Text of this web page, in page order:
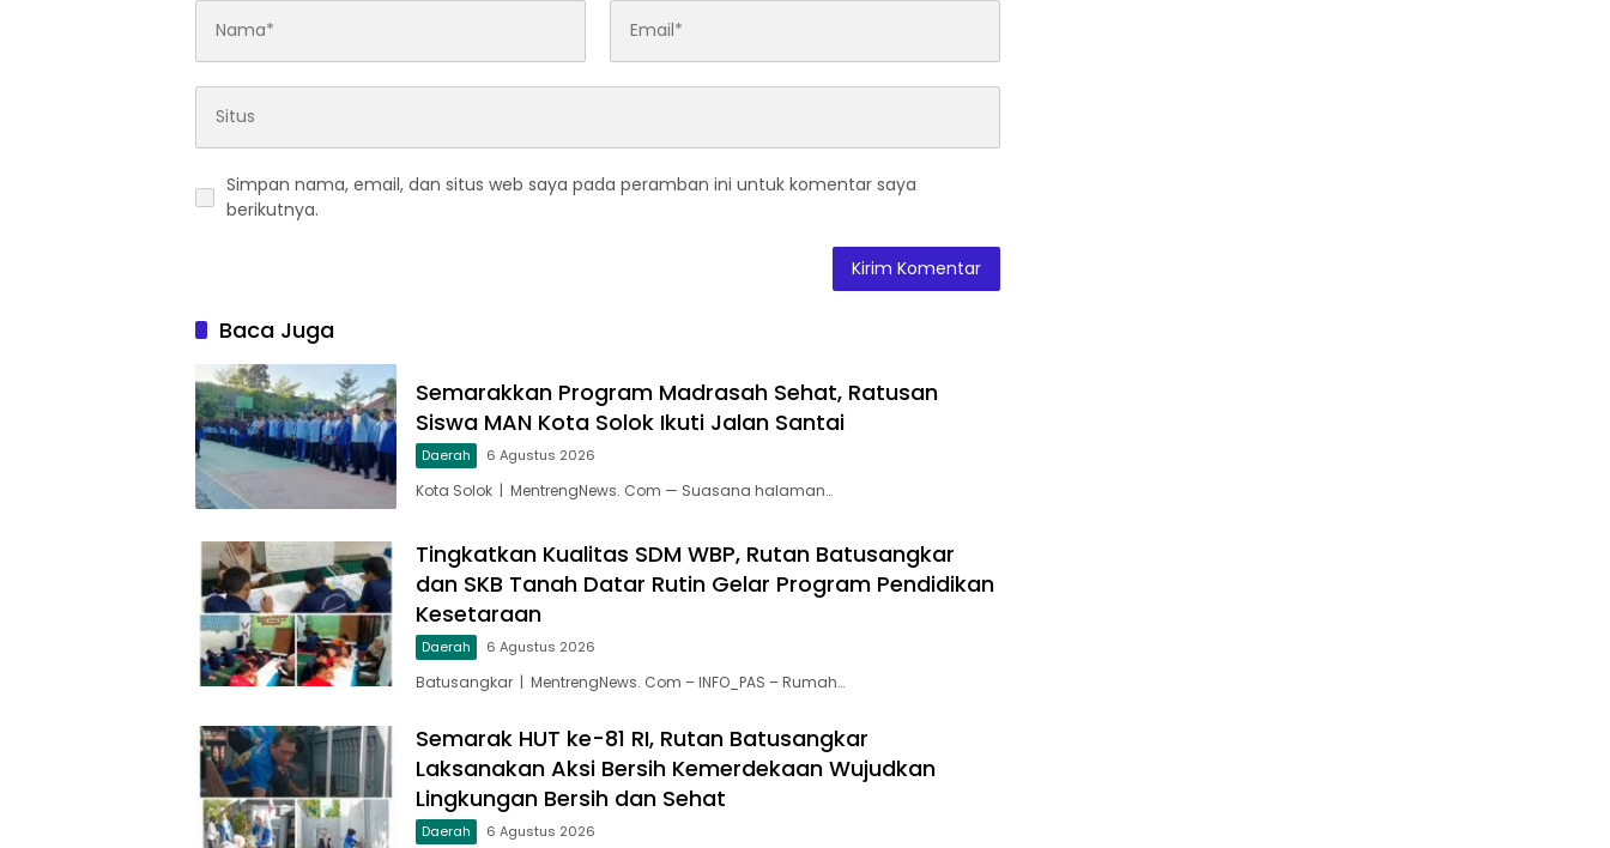
Simpan nama, email, dan situs web saya pada peramban ini untuk komentar saya
berikutnya.
Baca Juga
Semarakkan Program Madrasah Sehat, Ratusan
Siswa MAN Kota Solok Ikuti Jalan Santai
Daerah 6 Agustus 2026
Kota Solok | MentrengNews. Com — Suasana halaman…
Tingkatkan Kualitas SDM WBP, Rutan Batusangkar
dan SKB Tanah Datar Rutin Gelar Program Pendidikan
Kesetaraan
Daerah 6 Agustus 2026
Batusangkar | MentrengNews. Com – INFO_PAS – Rumah…
Semarak HUT ke-81 RI, Rutan Batusangkar
Laksanakan Aksi Bersih Kemerdekaan Wujudkan
Lingkungan Bersih dan Sehat
Daerah 6 Agustus 2026